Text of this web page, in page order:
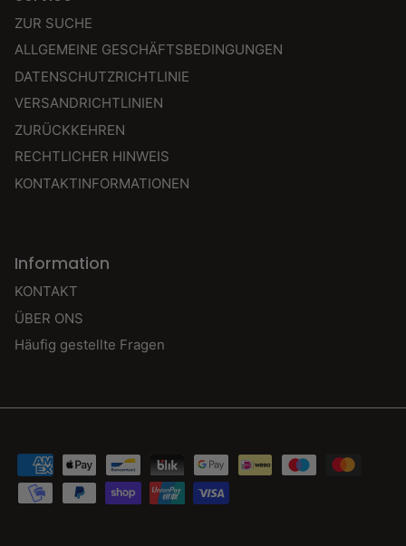
ZUR SUCHE
ALLGEMEINE GESCHÄFTSBEDINGUNGEN
DATENSCHUTZRICHTLINIE
VERSANDRICHTLINIEN
ZURÜCKKEHREN
RECHTLICHER HINWEIS
KONTAKTINFORMATIONEN
Information
KONTAKT
ÜBER ONS
Häufig gestellte Fragen